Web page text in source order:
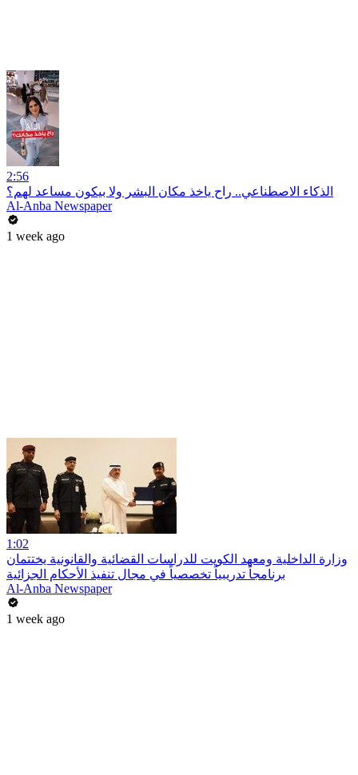
2:56
الذكاء الاصطناعي.. راح ياخذ مكان البشر ولا بيكون مساعد لهم؟
Al-Anba Newspaper
1 week ago
1:02
وزارة الداخلية ومعهد الكويت للدراسات القضائية والقانونية يختتمان
برنامجاً تدريبياً تخصصياً في مجال تنفيذ الأحكام الجزائية
Al-Anba Newspaper
1 week ago